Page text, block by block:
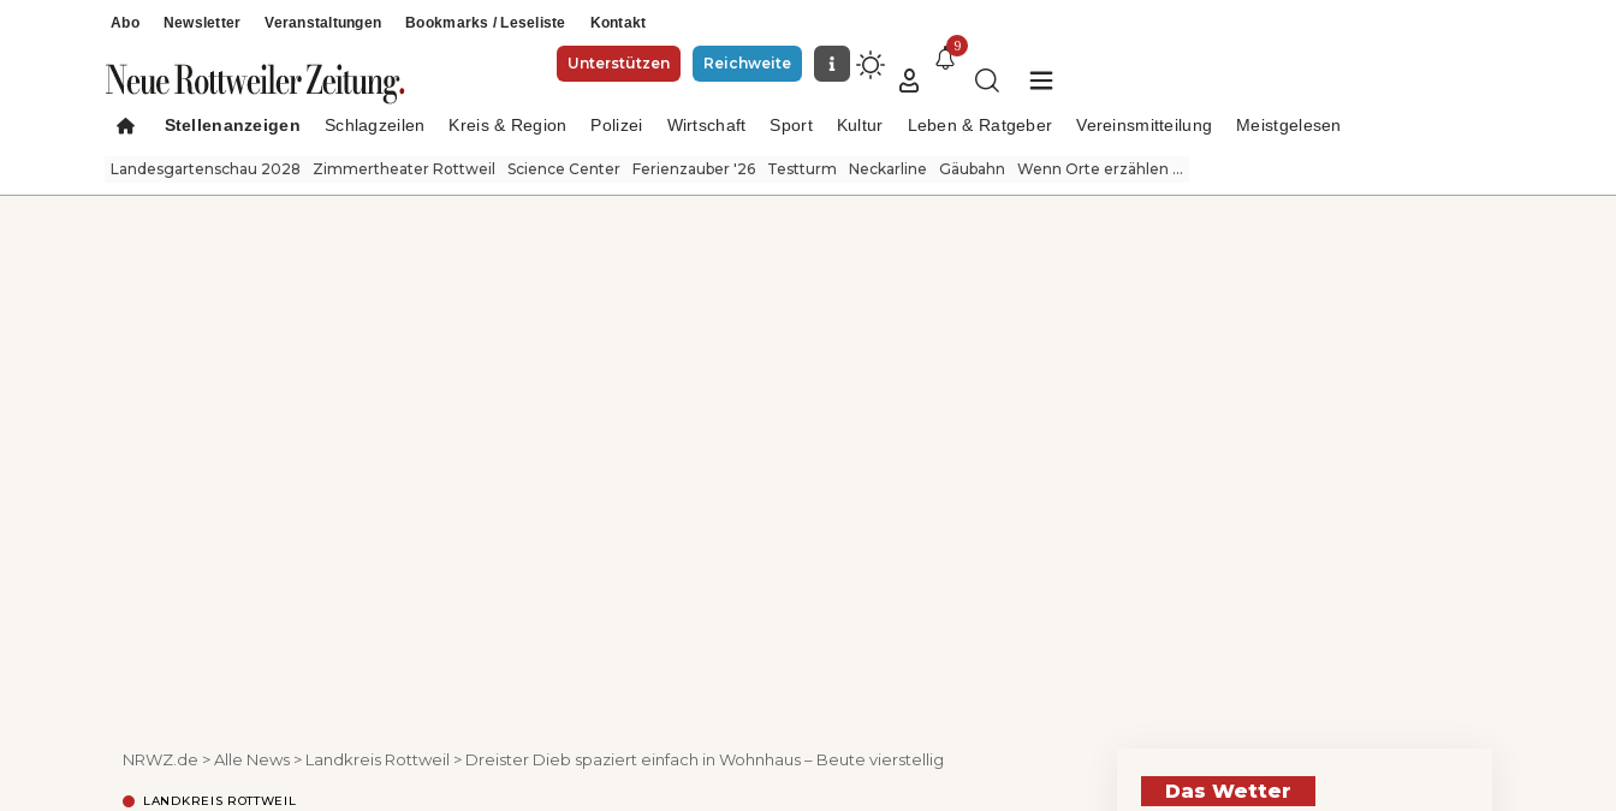
Abo Newsletter Veranstaltungen Bookmarks / Leseliste Kontakt
Unterstützen Reichweite
9
Stellenanzeigen Schlagzeilen Kreis & Region Polizei Wirtschaft Sport Kultur Leben & Ratgeber Vereinsmitteilung Meistgelesen
Landesgartenschau 2028 Zimmertheater Rottweil Science Center Ferienzauber '26 Testturm Neckarline Gäubahn Wenn Orte erzählen ...
NRWZ.de >Alle News > Landkreis Rottweil > Dreister Dieb spaziert einfach in Wohnhaus – Beute vierstellig
LANDKREIS ROTTWEIL Das Wetter